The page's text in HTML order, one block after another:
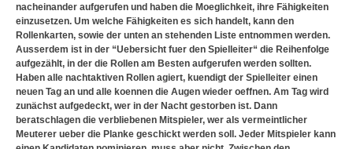
nacheinander aufgerufen und haben die Moeglichkeit, ihre Fähigkeiten
einzusetzen. Um welche Fähigkeiten es sich handelt, kann den
Rollenkarten, sowie der unten an stehenden Liste entnommen werden.
Ausserdem ist in der “Uebersicht fuer den Spielleiter“ die Reihenfolge
aufgezählt, in der die Rollen am Besten aufgerufen werden sollten.
Haben alle nachtaktiven Rollen agiert, kuendigt der Spielleiter einen
neuen Tag an und alle koennen die Augen wieder oeffnen. Am Tag wird
zunächst aufgedeckt, wer in der Nacht gestorben ist. Dann
beratschlagen die verbliebenen Mitspieler, wer als vermeintlicher
Meuterer ueber die Planke geschickt werden soll. Jeder Mitspieler kann